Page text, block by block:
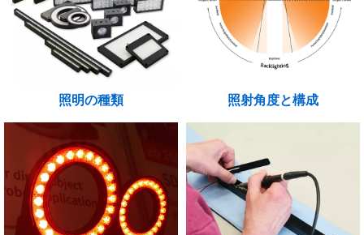
照明の種類 照射角度と構成